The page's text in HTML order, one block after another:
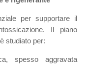
per supportare il
Il piano
studiato per:
spesso aggravata